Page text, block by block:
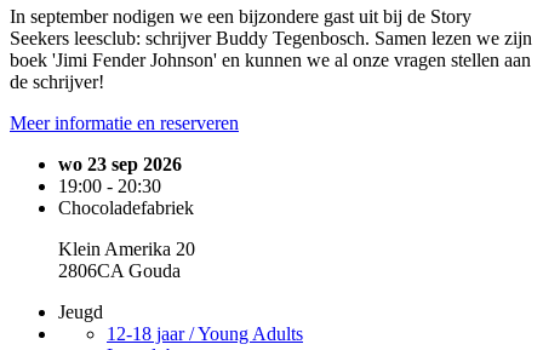
In september nodigen we een bijzondere gast uit bij de Story
Seekers leesclub: schrijver Buddy Tegenbosch. Samen lezen we zijn
boek 'Jimi Fender Johnson' en kunnen we al onze vragen stellen aan
de schrijver!
Meer informatie en reserveren
wo 23 sep 2026
19:00 - 20:30
Chocoladefabriek
Klein Amerika 20
2806CA Gouda
Jeugd
12-18 jaar / Young Adults